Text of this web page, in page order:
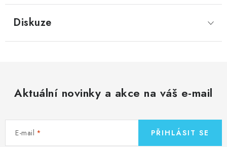
Diskuze
Aktuální novinky a akce na váš e-mail
E-mail PŘIHLÁSIT SE